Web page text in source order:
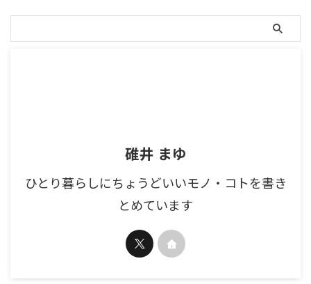
碓井 まゆ
ひとり暮らしにちょうどいいモノ・コトを書き
とめています